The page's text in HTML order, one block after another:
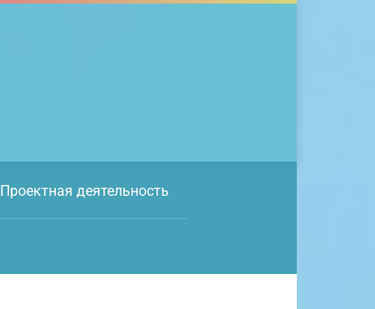
Проектная деятельность